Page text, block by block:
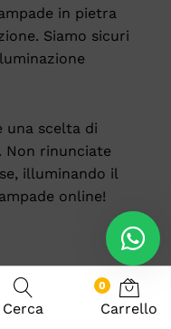
in pietra
Siamo sicuri
una scelta di
Non rinunciate
illuminando il
online!
Cerca
0
Carrello